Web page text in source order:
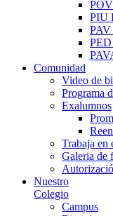
PIU
PAV
PED
Comunidad
Video de
Programa
Exalumnos
Trabaja en
Galeria de
Nuestro
Colegio
Campus